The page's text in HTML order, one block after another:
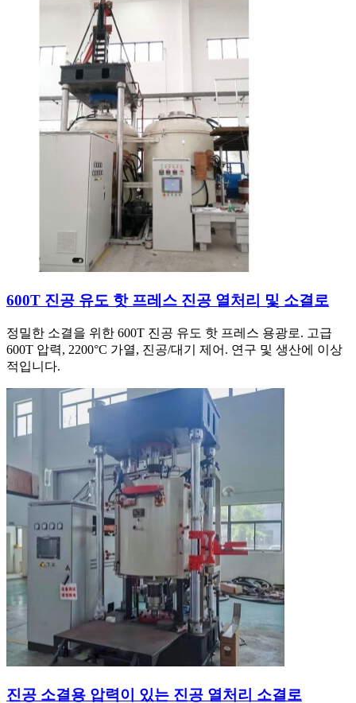
600T 진공 유도 핫 프레스 진공 열처리 및 소결로
정밀한 소결을 위한 600T 진공 유도 핫 프레스 용광로. 고급
600T 압력, 2200°C 가열, 진공/대기 제어. 연구 및 생산에 이상
적입니다.
진공 소결용 압력이 있는 진공 열처리 소결로